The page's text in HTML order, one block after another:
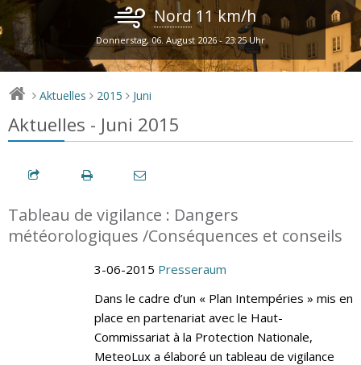
Nord 11km/h
Donnerstag, 06. August 2026 - 23:25 Uhr
> Aktuelles > 2015 > Juni
Aktuelles - Juni 2015
Tableau de vigilance : Dangers
météorologiques /Conséquences et conseils
3-06-2015 Presseraum
Dans le cadre d’un « Plan Intempéries » mis en
place en partenariat avec le Haut-
Commissariat à la Protection Nationale,
MeteoLux a élaboré un tableau de vigilance